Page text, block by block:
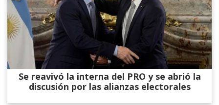
Se reavivó la interna del PRO y se abrió la
discusión por las alianzas electorales